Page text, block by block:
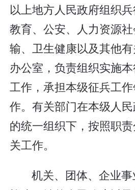
以上地方人民政府组织兵
教育、公安、人力资源
输、卫生健康以及其他
办公室，负责组织实施
工作，承担本级征兵工
作。有关部门在本级人
的统一组织下，按照职
关工作。
机关、团体、企业